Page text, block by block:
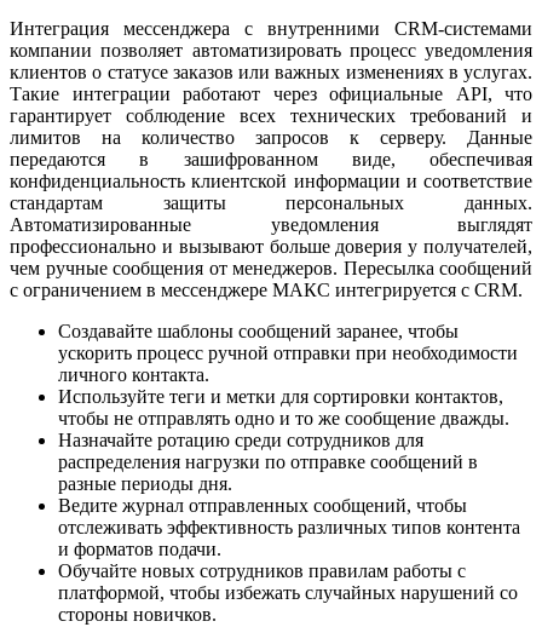
Интеграция мессенджера с внутренними CRM-системами
компании позволяет автоматизировать процесс уведомления
клиентов о статусе заказов или важных изменениях в услугах.
Такие интеграции работают через официальные API, что
гарантирует соблюдение всех технических требований и
лимитов на количество запросов к серверу. Данные
передаются в зашифрованном виде, обеспечивая
конфиденциальность клиентской информации и соответствие
стандартам защиты персональных данных.
Автоматизированные уведомления выглядят
профессионально и вызывают больше доверия у получателей,
чем ручные сообщения от менеджеров. Пересылка сообщений
с ограничением в мессенджере МАКС интегрируется с CRM.
Создавайте шаблоны сообщений заранее, чтобы
ускорить процесс ручной отправки при необходимости
личного контакта.
Используйте теги и метки для сортировки контактов,
чтобы не отправлять одно и то же сообщение дважды.
Назначайте ротацию среди сотрудников для
распределения нагрузки по отправке сообщений в
разные периоды дня.
Ведите журнал отправленных сообщений, чтобы
отслеживать эффективность различных типов контента
и форматов подачи.
Обучайте новых сотрудников правилам работы с
платформой, чтобы избежать случайных нарушений со
стороны новичков.